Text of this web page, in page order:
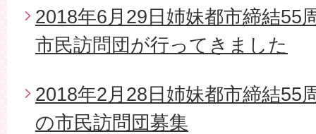
2018年6月29日姉妹都市締結55
市民訪問団が行ってきました
2018年2月28日姉妹都市締結55
の市民訪問団募集